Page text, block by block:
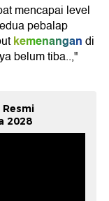
mencapai level
pebalap
kemenangandi
belum tiba..,"
2028